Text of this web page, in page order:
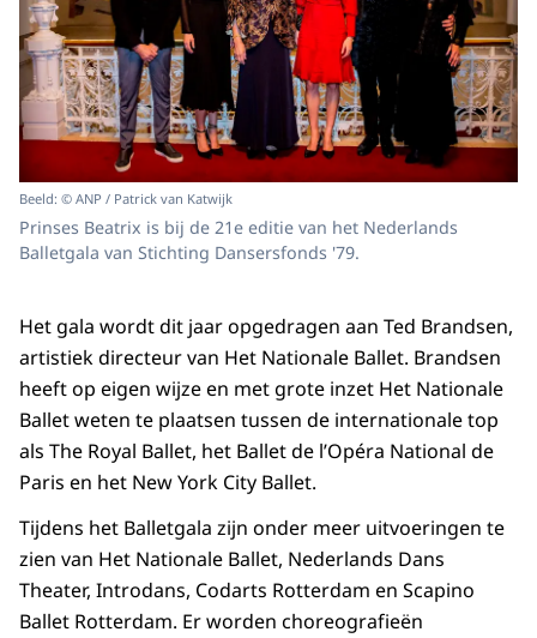
Beeld: © ANP / Patrick van Katwijk
Prinses Beatrix is bij de 21e editie van het Nederlands
Balletgala van Stichting Dansersfonds '79.
Het gala wordt dit jaar opgedragen aan Ted Brandsen,
artistiek directeur van Het Nationale Ballet. Brandsen
heeft op eigen wijze en met grote inzet Het Nationale
Ballet weten te plaatsen tussen de internationale top
als The Royal Ballet, het Ballet de l’Opéra National de
Paris en het New York City Ballet.
Tijdens het Balletgala zijn onder meer uitvoeringen te
zien van Het Nationale Ballet, Nederlands Dans
Theater, Introdans, Codarts Rotterdam en Scapino
Ballet Rotterdam. Er worden choreografieën